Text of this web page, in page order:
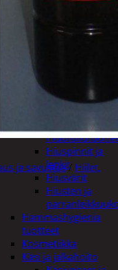
desinfiointi
Henkilökohtainen
Deodorantit
Hiusharjat ja
Hiuspinnit ja
lenkit
Hiusvärit
Hiusten ja
Hammashygienia
tuotteet
Kosmetiikka
Käsi ja jalkahoito
ja savustus/ Hiilet,